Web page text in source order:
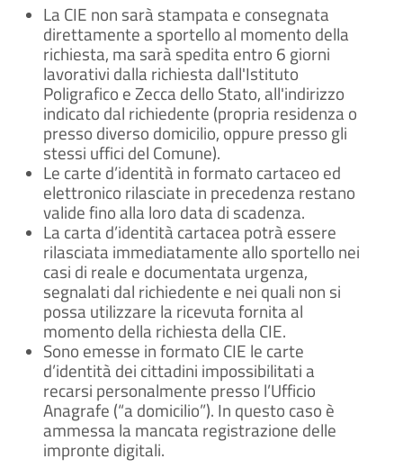
La CIE non sarà stampata e consegnata
direttamente a sportello al momento della
richiesta, ma sarà spedita entro 6 giorni
lavorativi dalla richiesta dall'Istituto
Poligrafico e Zecca dello Stato, all'indirizzo
indicato dal richiedente (propria residenza o
presso diverso domicilio, oppure presso gli
stessi uffici del Comune).
Le carte d’identità in formato cartaceo ed
elettronico rilasciate in precedenza restano
valide fino alla loro data di scadenza.
La carta d’identità cartacea potrà essere
rilasciata immediatamente allo sportello nei
casi di reale e documentata urgenza,
segnalati dal richiedente e nei quali non si
possa utilizzare la ricevuta fornita al
momento della richiesta della CIE.
Sono emesse in formato CIE le carte
d’identità dei cittadini impossibilitati a
recarsi personalmente presso l’Ufficio
Anagrafe (“a domicilio”). In questo caso è
ammessa la mancata registrazione delle
impronte digitali.